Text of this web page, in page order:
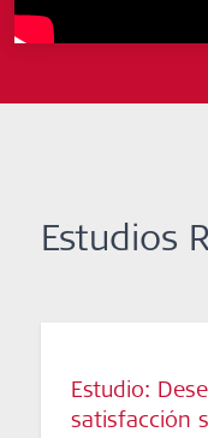
Estudios
Estudio:
satisfacción